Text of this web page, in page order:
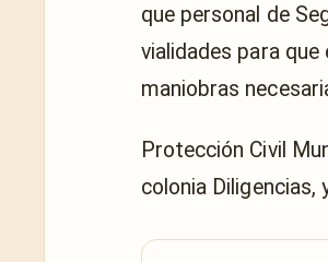
que personal de
vialidades para que
maniobras
Protección Civil
colonia Diligencias,